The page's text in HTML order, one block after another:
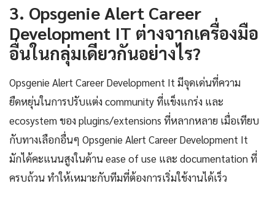
3. Opsgenie Alert Career
Development IT ต่างจากเครื่องมือ
อื่นในกลุ่มเดียวกันอย่างไร?
Opsgenie Alert Career Development It มีจุดเด่นที่ความ
ยืดหยุ่นในการปรับแต่ง community ที่แข็งแกร่ง และ
ecosystem ของ plugins/extensions ที่หลากหลาย เมื่อเทียบ
กับทางเลือกอื่นๆ Opsgenie Alert Career Development It
มักได้คะแนนสูงในด้าน ease of use และ documentation ที่
ครบถ้วน ทำให้เหมาะกับทีมที่ต้องการเริ่มใช้งานได้เร็ว